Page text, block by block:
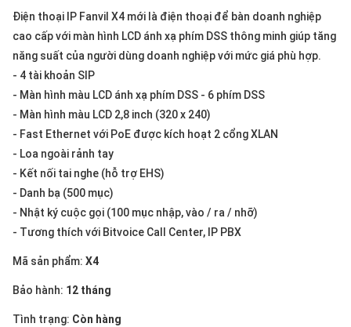
Điện thoại IP Fanvil X4 mới là điện thoại để bàn doanh nghiệp
cao cấp với màn hình LCD ánh xạ phím DSS thông minh giúp tăng
năng suất của người dùng doanh nghiệp với mức giá phù hợp.
- 4 tài khoản SIP
- Màn hình màu LCD ánh xạ phím DSS - 6 phím DSS
- Màn hình màu LCD 2,8 inch (320 x 240)
- Fast Ethernet với PoE được kích hoạt 2 cổng XLAN
- Loa ngoài rảnh tay
- Kết nối tai nghe (hỗ trợ EHS)
- Danh bạ (500 mục)
- Nhật ký cuộc gọi (100 mục nhập, vào / ra / nhỡ)
- Tương thích với Bitvoice Call Center, IP PBX
Mã sản phẩm: X4
Bảo hành: 12 tháng
Tình trạng: Còn hàng
Tin
Liên
Giới
thiệu
NGÔN
NGỮ
việt
English